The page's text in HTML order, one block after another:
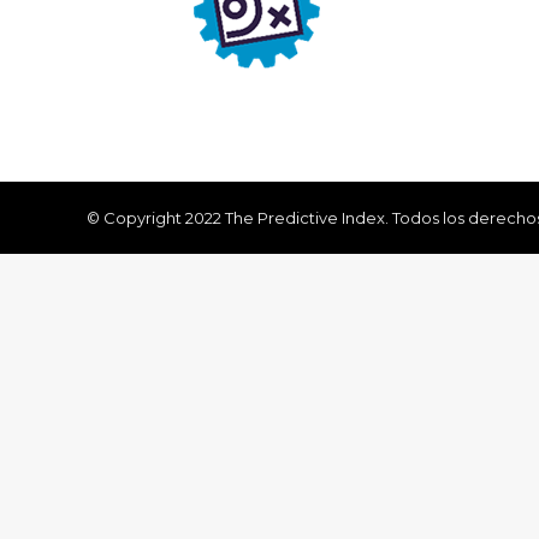
© Copyright 2022 The Predictive Index. Todos los